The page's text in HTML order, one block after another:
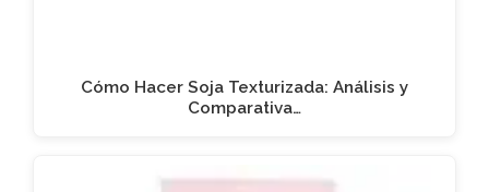
Cómo Hacer Soja Texturizada: Análisis y
Comparativa…